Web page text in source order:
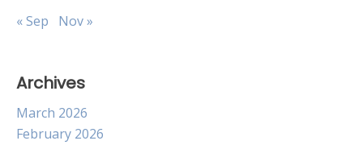
« Sep Nov »
Archives
March 2026
February 2026